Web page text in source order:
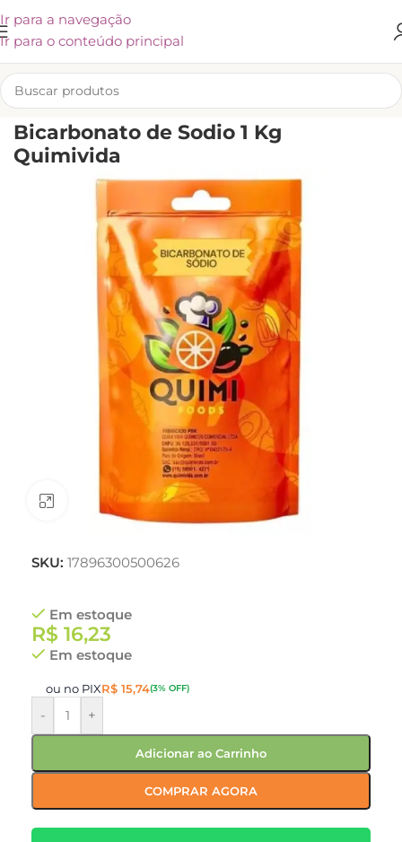
Ir para a navegação
Ir para o conteúdo principal
INÍCIO/KLIVEX
Bicarbonato de Sodio 1 Kg
Quimivida
Clique para ampliar
SKU: 17896300500626
Em estoque
R$ 16,23
Em estoque
ou no PIXR$ 15,74(3% OFF)
- +
Adicionar ao Carrinho
COMPRAR AGORA